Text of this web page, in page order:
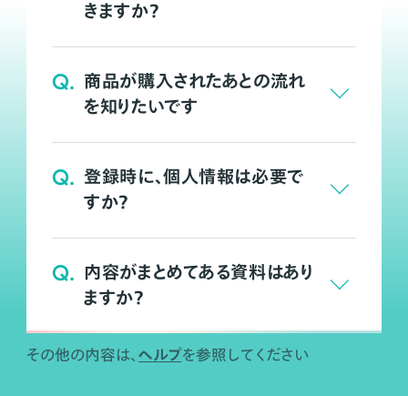
きますか？
Q. 商品が購入されたあとの流れ
を知りたいです
Q. 登録時に、個人情報は必要で
すか？
Q. 内容がまとめてある資料はあり
ますか？
その他の内容は、 ヘルプを参照してください